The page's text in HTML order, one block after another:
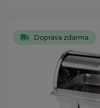
Doprava zdarma